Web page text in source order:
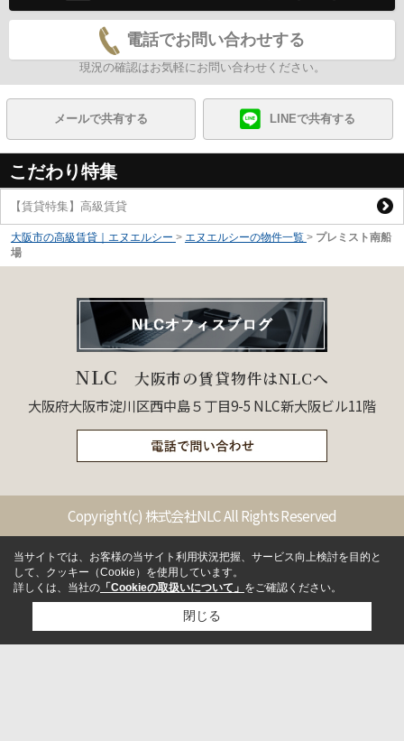
電話でお問い合わせする
現況の確認はお気軽にお問い合わせください。
メールで共有する LINEで共有する
こだわり特集
【賃貸特集】高級賃貸
大阪市の高級賃貸｜エヌエルシー > エヌエルシーの物件一覧 > プレミスト南船
場
NLC 大阪市の賃貸物件はNLCへ
大阪府大阪市淀川区西中島５丁目9-5 NLC新大阪ビル11階
Copyright(c) 株式会社NLC All Rights Reserved
当サイトでは、お客様の当サイト利用状況把握、サービス向上検討を目的と
して、クッキー（Cookie）を使用しています。
詳しくは、当社の 「Cookieの取扱いについて」 をご確認ください。
閉じる